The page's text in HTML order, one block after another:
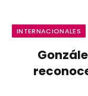
INTERNACIONALES